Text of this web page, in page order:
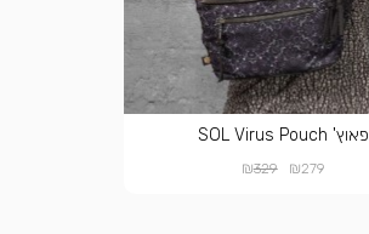
פאוץ' SOL Virus Pouch
₪279
₪329